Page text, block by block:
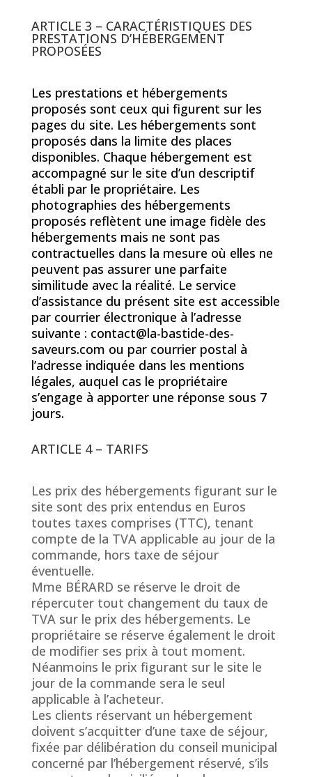
ARTICLE 3 – CARACTÉRISTIQUES DES
PRESTATIONS D’HÉBERGEMENT
PROPOSÉES
Les prestations et hébergements
proposés sont ceux qui figurent sur les
pages du site. Les hébergements sont
proposés dans la limite des places
disponibles. Chaque hébergement est
accompagné sur le site d’un descriptif
établi par le propriétaire. Les
photographies des hébergements
proposés reflètent une image fidèle des
hébergements mais ne sont pas
contractuelles dans la mesure où elles ne
peuvent pas assurer une parfaite
similitude avec la réalité. Le service
d’assistance du présent site est accessible
par courrier électronique à l’adresse
suivante : contact@la-bastide-des-
saveurs.com ou par courrier postal à
l’adresse indiquée dans les mentions
légales, auquel cas le propriétaire
s’engage à apporter une réponse sous 7
jours.
ARTICLE 4 – TARIFS
Les prix des hébergements figurant sur le
site sont des prix entendus en Euros
toutes taxes comprises (TTC), tenant
compte de la TVA applicable au jour de la
commande, hors taxe de séjour
éventuelle.
Mme BÉRARD se réserve le droit de
répercuter tout changement du taux de
TVA sur le prix des hébergements. Le
propriétaire se réserve également le droit
de modifier ses prix à tout moment.
Néanmoins le prix figurant sur le site le
jour de la commande sera le seul
applicable à l’acheteur.
Les clients réservant un hébergement
doivent s’acquitter d’une taxe de séjour,
fixée par délibération du conseil municipal
concerné par l’hébergement réservé, s’ils